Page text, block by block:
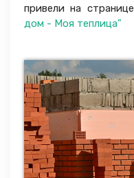
привели на странице
дом - Моя теплица"